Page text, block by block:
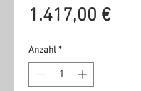
1.417,00 €Preis
Anzahl *